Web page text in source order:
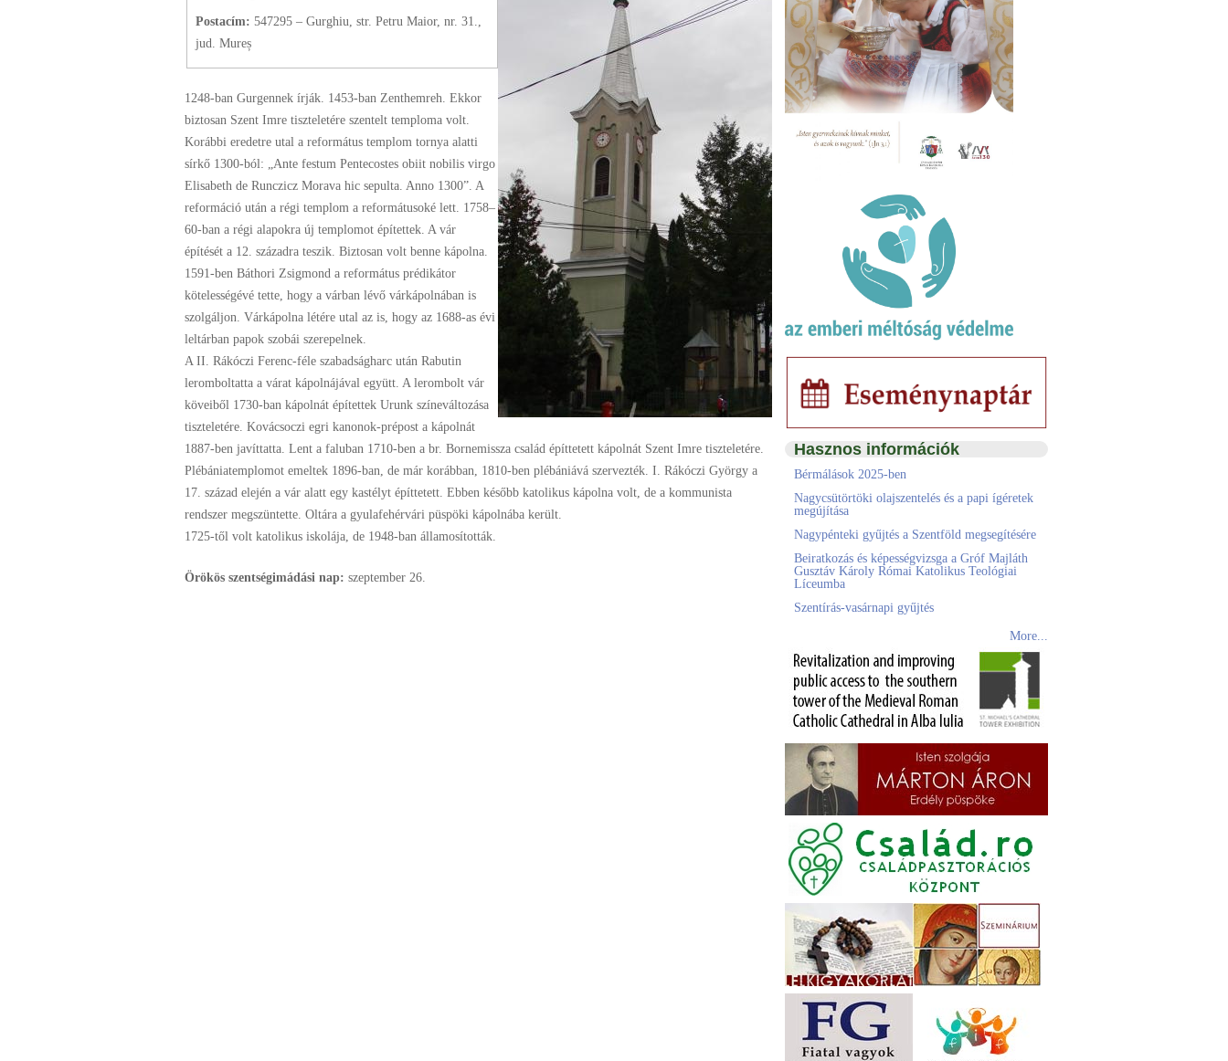
Postacím: 547295 – Gurghiu, str. Petru Maior, nr. 31.,
jud. Mureș
1248-ban Gurgennek írják. 1453-ban Zenthemreh. Ekkor
biztosan Szent Imre tiszteletére szentelt temploma volt.
Korábbi eredetre utal a református templom tornya alatti
sírkő 1300-ból: „Ante festum Pentecostes obiit nobilis virgo
Elisabeth de Runczicz Morava hic sepulta. Anno 1300”. A
reformáció után a régi templom a reformátusoké lett. 1758–
60-ban a régi alapokra új templomot építettek. A vár
építését a 12. századra teszik. Biztosan volt benne kápolna.
1591-ben Báthori Zsigmond a református prédikátor
kötelességévé tette, hogy a várban lévő várkápolnában is
szolgáljon. Várkápolna létére utal az is, hogy az 1688-as évi
leltárban papok szobái szerepelnek.
A II. Rákóczi Ferenc-féle szabadságharc után Rabutin
leromboltatta a várat kápolnájával együtt. A lerombolt vár
köveiből 1730-ban kápolnát építettek Urunk színeváltozása
tiszteletére. Kovácsoczi egri kanonok-prépost a kápolnát
1887-ben javíttatta. Lent a faluban 1710-ben a br. Bornemissza család építtetett kápolnát Szent Imre tiszteletére.
Plébániatemplomot emeltek 1896-ban, de már korábban, 1810-ben plébániává szervezték. I. Rákóczi György a
17. század elején a vár alatt egy kastélyt építtetett. Ebben később katolikus kápolna volt, de a kommunista
rendszer megszüntette. Oltára a gyulafehérvári püspöki kápolnába került.
1725-től volt katolikus iskolája, de 1948-ban államosították.
Örökös szentségimádási nap: szeptember 26.
Hasznos információk
Bérmálások 2025-ben
Nagycsütörtöki olajszentelés és a papi ígéretek
megújítása
Nagypénteki gyűjtés a Szentföld megsegítésére
Beiratkozás és képességvizsga a Gróf Majláth
Gusztáv Károly Római Katolikus Teológiai
Líceumba
Szentírás-vasárnapi gyűjtés
More...